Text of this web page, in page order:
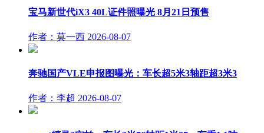
宝马新世代iX3 40L证件照曝光 8月21日预售
作者：莫一西 2026-08-07
奔驰国产VLE申报图曝光：车长超5米3轴距超3米3
作者：李超 2026-08-07